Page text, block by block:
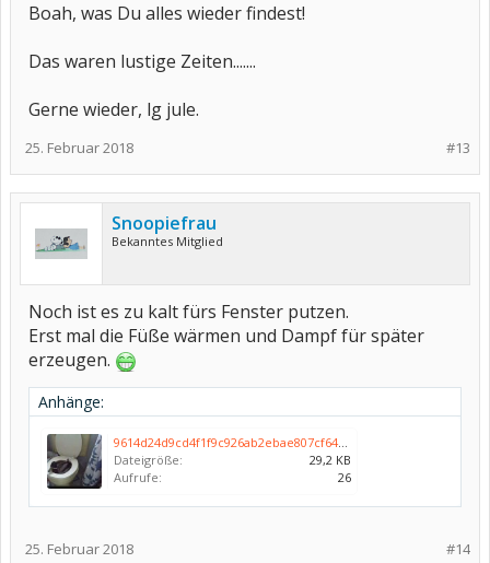
Boah, was Du alles wieder findest!
Das waren lustige Zeiten.......
Gerne wieder, lg jule.
#13
25. Februar 2018
Snoopiefrau
Bekanntes Mitglied
Noch ist es zu kalt fürs Fenster putzen.
Erst mal die Füße wärmen und Dampf für später
erzeugen.
Anhänge:
9614d24d9cd4f1f9c926ab2ebae807cf6424.jpg
Dateigröße:
29,2 KB
Aufrufe:
26
#14
25. Februar 2018